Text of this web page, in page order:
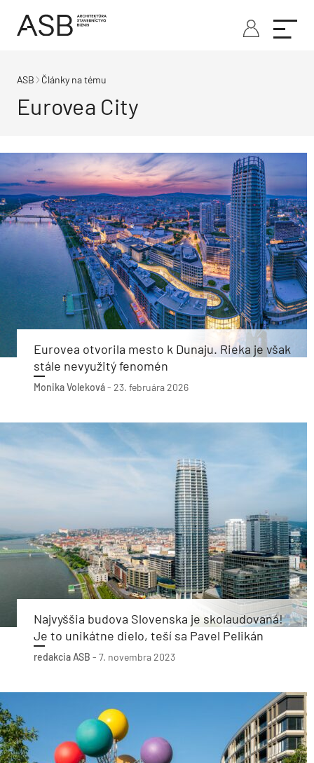
ASB Články na tému
Eurovea City
Eurovea otvorila mesto k Dunaju. Rieka je však
stále nevyužitý fenomén
Monika Voleková- 23. februára 2026
Najvyššia budova Slovenska je skolaudovaná!
Je to unikátne dielo, teší sa Pavel Pelikán
redakcia ASB - 7. novembra 2023